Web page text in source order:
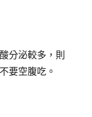
分泌較多，則
要空腹吃。